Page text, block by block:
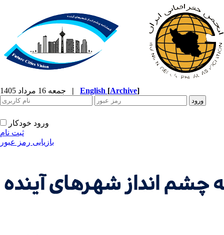
| English [Archive]
ورود خودکار
ثبت نام
بازیابی رمز عبور